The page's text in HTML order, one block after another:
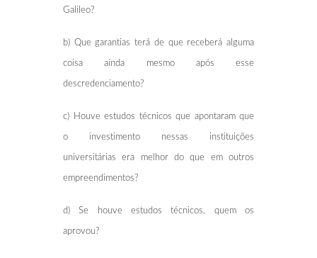
Galileo?
b) Que garantias terá de que receberá alguma
coisa ainda mesmo após esse
descredenciamento?
c) Houve estudos técnicos que apontaram que
o investimento nessas instituições
universitárias era melhor do que em outros
empreendimentos?
d) Se houve estudos técnicos, quem os
aprovou?